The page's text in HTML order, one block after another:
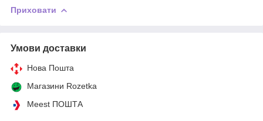
Приховати
Умови доставки
Нова Пошта
Магазини Rozetka
Meest ПОШТА